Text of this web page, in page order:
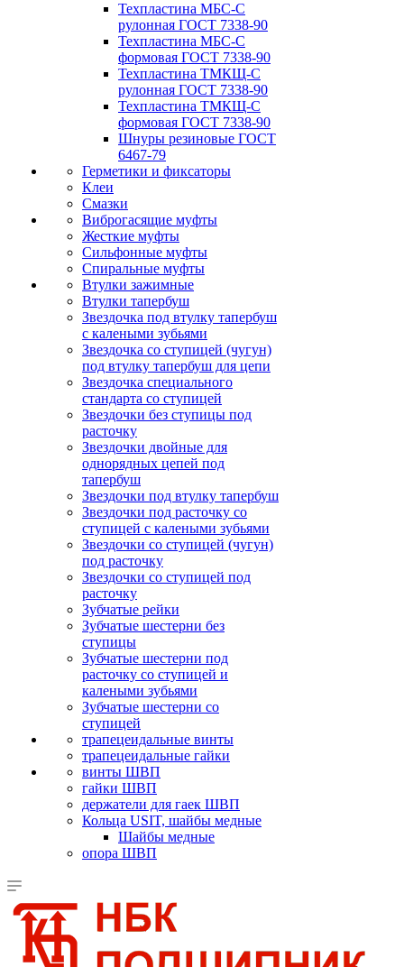
Техпластина МБС-С
рулонная ГОСТ 7338-90
Техпластина МБС-С
формовая ГОСТ 7338-90
Техпластина ТМКЩ-С
рулонная ГОСТ 7338-90
Техпластина ТМКЩ-С
формовая ГОСТ 7338-90
Шнуры резиновые ГОСТ
6467-79
Герметики и фиксаторы
Клеи
Смазки
Виброгасящие муфты
Жесткие муфты
Сильфонные муфты
Спиральные муфты
Втулки зажимные
Втулки тапербуш
Звездочка под втулку тапербуш
c калеными зубьями
Звездочка со ступицей (чугун)
под втулку тапербуш для цепи
Звездочка специального
стандарта со ступицей
Звездочки без ступицы под
расточку
Звездочки двойные для
однорядных цепей под
тапербуш
Звездочки под втулку тапербуш
Звездочки под расточку со
ступицей с калеными зубьями
Звездочки со ступицей (чугун)
под расточку
Звездочки со ступицей под
расточку
Зубчатые рейки
Зубчатые шестерни без
ступицы
Зубчатые шестерни под
расточку со ступицей и
калеными зубьями
Зубчатые шестерни со
ступицей
трапецеидальные винты
трапецеидальные гайки
винты ШВП
гайки ШВП
держатели для гаек ШВП
Кольца USIT, шайбы медные
Шайбы медные
опора ШВП